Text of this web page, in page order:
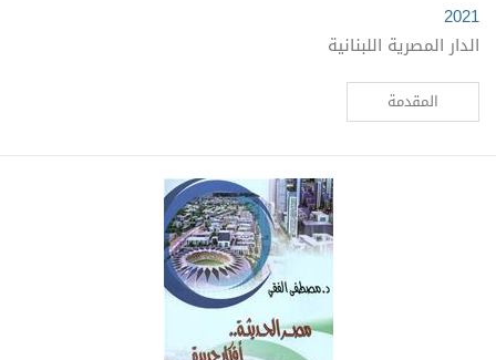
2021
الدار المصرية اللبنانية
المقدمة